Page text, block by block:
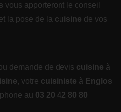
vous apporteront le conseil
la pose de la cuisine de vos
demande de devis cuisine à
, votre cuisiniste à Englos
au 03 20 42 80 80